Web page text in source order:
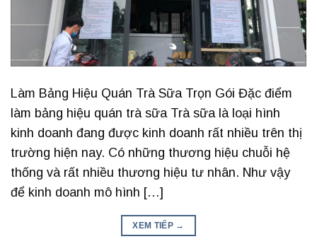
Làm Bảng Hiệu Quán Trà Sữa Trọn Gói Đặc điểm
làm bảng hiệu quán trà sữa Trà sữa là loại hình
kinh doanh đang được kinh doanh rất nhiều trên thị
trường hiện nay. Có những thương hiệu chuỗi hệ
thống và rất nhiều thương hiệu tư nhân. Như vậy
để kinh doanh mô hình […]
XEM TIẾP →